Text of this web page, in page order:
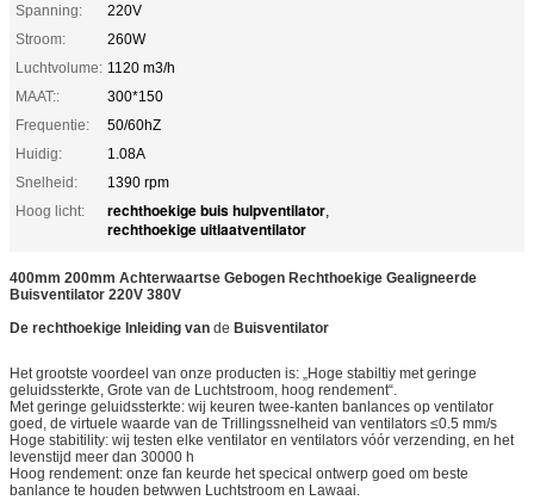
Spanning:
220V
Stroom:
260W
Luchtvolume: 1120 m3/h
MAAT::
300*150
Frequentie:
50/60hZ
Huidig:
1.08A
Snelheid:
1390 rpm
Hoog licht:
rechthoekige buis hulpventilator,
rechthoekige uitlaatventilator
400mm 200mm Achterwaartse Gebogen Rechthoekige Gealigneerde
Buisventilator 220V 380V
De rechthoekige Inleiding van de Buisventilator
Het grootste voordeel van onze producten is: „Hoge stabiltiy met geringe
geluidssterkte, Grote van de Luchtstroom, hoog rendement“.
Met geringe geluidssterkte: wij keuren twee-kanten banlances op ventilator
goed, de virtuele waarde van de Trillingssnelheid van ventilators ≤0.5 mm/s
Hoge stabitility: wij testen elke ventilator en ventilators vóór verzending, en het
levenstijd meer dan 30000 h
Hoog rendement: onze fan keurde het specical ontwerp goed om beste
banlance te houden betwwen Luchtstroom en Lawaai.